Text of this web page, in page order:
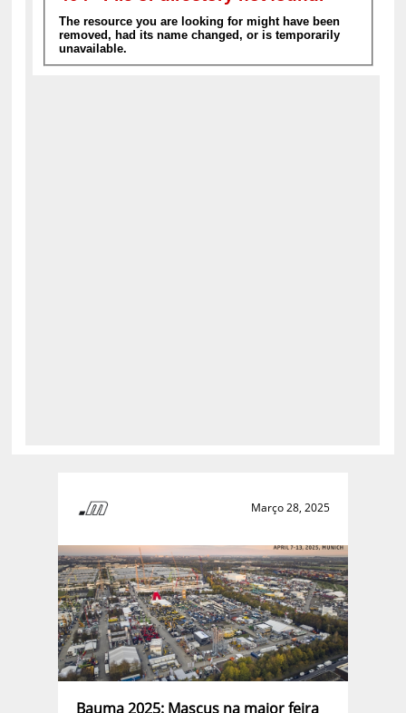
Março 28, 2025
Bauma 2025: Mascus na maior feira